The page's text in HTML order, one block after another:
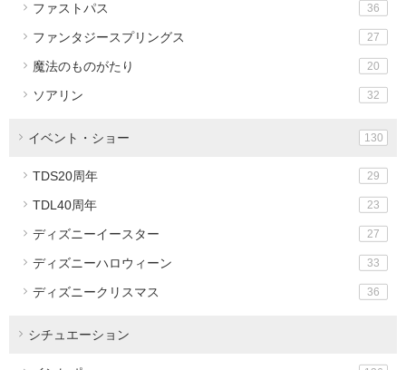
ファストパス 36
ファンタジースプリングス 27
魔法のものがたり 20
ソアリン 32
イベント・ショー 130
TDS20周年 29
TDL40周年 23
ディズニーイースター 27
ディズニーハロウィーン 33
ディズニークリスマス 36
シチュエーション